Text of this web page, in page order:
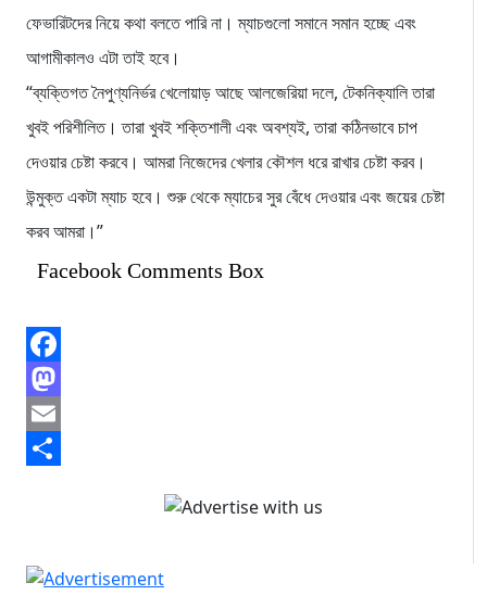
ফেভারিটদের নিয়ে কথা বলতে পারি না। ম্যাচগুলো সমানে সমান হচ্ছে এবং
আগামীকালও এটা তাই হবে।
“ব্যক্তিগত নৈপুণ্যনির্ভর খেলোয়াড় আছে আলজেরিয়া দলে, টেকনিক্যালি তারা
খুবই পরিশীলিত। তারা খুবই শক্তিশালী এবং অবশ্যই, তারা কঠিনভাবে চাপ
দেওয়ার চেষ্টা করবে। আমরা নিজেদের খেলার কৌশল ধরে রাখার চেষ্টা করব।
উন্মুক্ত একটা ম্যাচ হবে। শুরু থেকে ম্যাচের সুর বেঁধে দেওয়ার এবং জয়ের চেষ্টা
করব আমরা।”
Facebook Comments Box
Facebook
Mastodon
Email